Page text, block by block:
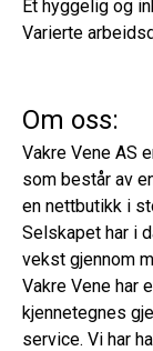
Et hyggelig og
Varierte
Om oss:
Vakre Vene AS
som består av
en nettbutikk i
Selskapet har i
vekst gjennom
Vakre Vene har
kjennetegnes
service. Vi har